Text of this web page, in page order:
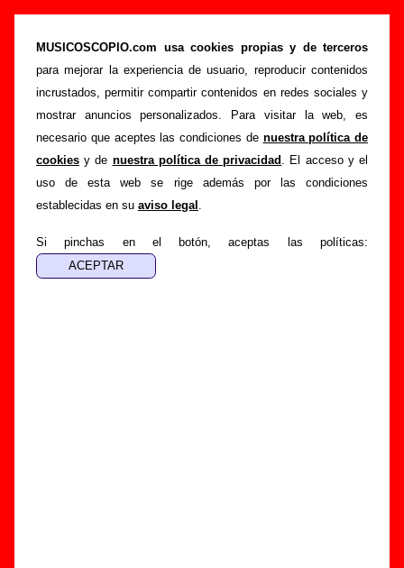
MUSICOSCOPIO.com usa cookies propias y de terceros
para mejorar la experiencia de usuario, reproducir contenidos
incrustados, permitir compartir contenidos en redes sociales y
mostrar anuncios personalizados. Para visitar la web, es
necesario que aceptes las condiciones de nuestra política de
cookies y de nuestra política de privacidad . El acceso y el
uso de esta web se rige además por las condiciones
establecidas en su aviso legal .
Si pinchas en el botón, aceptas las políticas:
Biografía de Teléfono Rojo: miembros, historia
y publicaciones
Portada >Teléfono Rojo
Esta página recopila información sobre la biografía de
Teléfono Rojo: sus componentes iniciales y los cambios de
formación, su trayectoria y otros grupos relacionados, los
discos y las canciones que han publicado, enlaces con
información adicional... Si lo deseas, puedes ayudar a
corrigiendo la existente.
El texto de esta biografía fue escrito por Guillermo Albaida